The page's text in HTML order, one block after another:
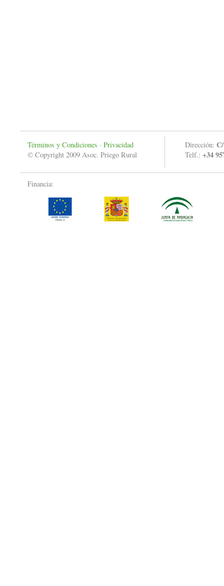
Términos y Condiciones · Privacidad
© Copyright 2009 Asoc. Priego Rural
Dirección:
Telf.: +34
Financia: